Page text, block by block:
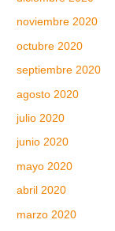
noviembre 2020
octubre 2020
septiembre 2020
agosto 2020
julio 2020
junio 2020
mayo 2020
abril 2020
marzo 2020